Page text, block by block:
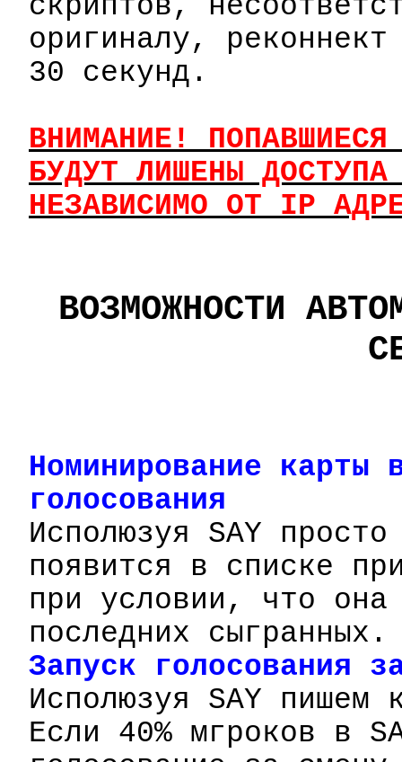
скриптов,
оригиналу, реконнект
30 секунд.
ВНИМАНИЕ!
БУДУТ ЛИШЕНЫ
НЕЗАВИСИМО ОТ IP
ВОЗМОЖНОСТИ
Номинирование карты
голосования
Исполюзуя
SAY
появится в списке
при условии, что
последних сыгранных.
Запуск голосования
Исполюзуя
SAY
пишем
Если 40% мгроков в